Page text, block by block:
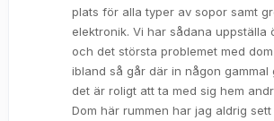
plats för alla typer av sopor samt
elektronik. Vi har sådana uppställa
och det största problemet med
ibland så går där in någon
det är roligt att ta med sig hem
Dom här rummen har jag aldrig